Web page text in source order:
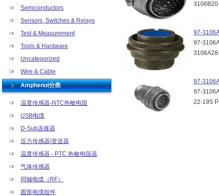
Semiconductors
Sensors, Switches & Relays
Test & Measurement
Tools & Hardware
Uncategorized
Wire & Cable
Amphenol分类
温度传感器-NTC热敏电阻
USB电缆
D-Sub连接器
压力传感器/变送器
温度传感器 - PTC 热敏电阻器
气体传感器
同轴电缆（RF）
圆形电缆组件
97-
97-
97-
97-
22-19S